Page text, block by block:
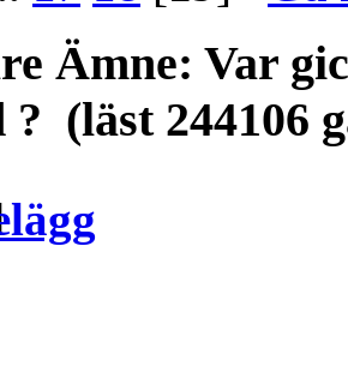
Ämne: Var
? (läst 244106